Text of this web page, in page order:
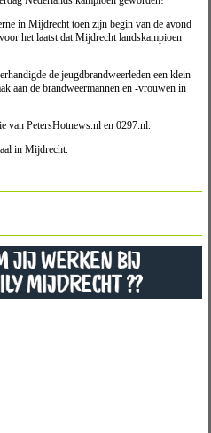
in Mijdrecht toen zijn begin van de avond
het laatst dat Mijdrecht landskampioen
de jeugdbrandweerleden een klein
aan de brandweermannen en -vrouwen in
van PetersHotnews.nl en 0297.nl.
in Mijdrecht.